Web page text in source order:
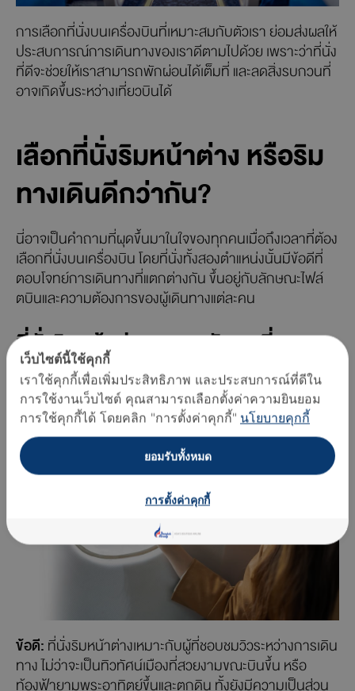
การเลือกที่นั่งบนเครื่องบินที่เหมาะสมกับตัวเรา ย่อมส่งผลให้
ประสบการณ์การเดินทางของเราดีตามไปด้วย เพราะว่าที่นั่ง
ที่ดีจะช่วยให้เราสามารถพักผ่อนได้เต็มที่ และลดสิ่งรบกวนที่
อาจเกิดขึ้นระหว่างเที่ยวบินได้
เลือกที่นั่งริมหน้าต่าง หรือริม
ทางเดินดีกว่ากัน?
นี่อาจเป็นคำถามที่ผุดขึ้นมาในใจของทุกคนเมื่อถึงเวลาที่ต้อง
เลือกที่นั่งบนเครื่องบิน โดยที่นั่งทั้งสองตำแหน่งนั้นมีข้อดีที่
ตอบโจทย์การเดินทางที่แตกต่างกัน ขึ้นอยู่กับลักษณะไฟล์
ตบินและความต้องการของผู้เดินทางแต่ละคน
ที่นั่งริมหน้าต่าง เหมาะกับคนที่ชอบชม
วิวระหว่างเดินทาง
ข้อดี: ที่นั่งริมหน้าต่างเหมาะกับผู้ที่ชอบชมวิวระหว่างการเดิน
ทาง ไม่ว่าจะเป็นทิวทัศน์เมืองที่สวยงามขณะบินขึ้น หรือ
ท้องฟ้ายามพระอาทิตย์ขึ้นและตกดิน ทั้งยังมีความเป็นส่วน
เว็บไซต์นี้ใช้คุกกี้
เราใช้คุกกี้เพื่อเพิ่มประสิทธิภาพ และประสบการณ์ที่ดีใน
การใช้งานเว็บไซต์ คุณสามารถเลือกตั้งค่าความยินยอม
การใช้คุกกี้ได้ โดยคลิก "การตั้งค่าคุกกี้" นโยบายคุกกี้
ยอมรับทั้งหมด
การตั้งค่าคุกกี้